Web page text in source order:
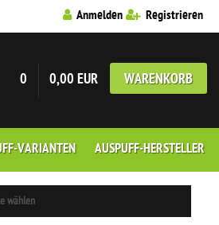
Anmelden Registrieren
0 0,00 EUR WARENKORB
VARIANTEN AUSPUFF-HERSTELLER
wählen